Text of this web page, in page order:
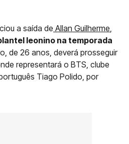
a saída de Allan Guilherme
leonino na temporada
de 26 anos, deverá prosseguir
representará o BTS, clube
Tiago Polido, por